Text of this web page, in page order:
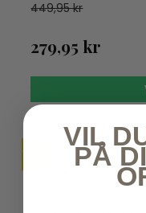
449,95 kr
279,95 kr
TILBUD
VIL
PÅ